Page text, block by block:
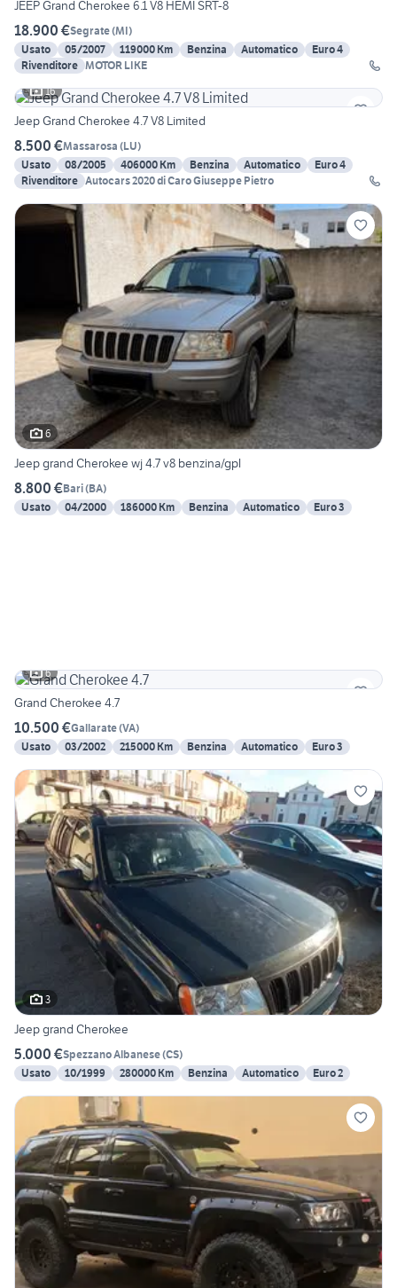
JEEP Grand Cherokee 6.1 V8 HEMI SRT-8
18.900 €Segrate(MI)
Usato
05/2007 119000 Km Benzina Automatico
Euro 4
Rivenditore MOTOR LIKE
16
Jeep Grand Cherokee 4.7 V8 Limited
8.500 €Massarosa (LU)
Usato
08/2005 406000 Km Benzina Automatico
Euro 4
Rivenditore Autocars 2020 di Caro Giuseppe Pietro
6
Jeep grand Cherokee wj 4.7 v8 benzina/gpl
8.800 €Bari(BA)
Usato
04/2000 186000 Km Benzina Automatico Euro 3
6
Grand Cherokee 4.7
10.500 €Gallarate(VA)
Usato
03/2002 215000 Km Benzina Automatico Euro 3
3
Jeep grand Cherokee
5.000 €Spezzano Albanese(CS)
Usato
10/1999 280000 Km Benzina Automatico Euro 2